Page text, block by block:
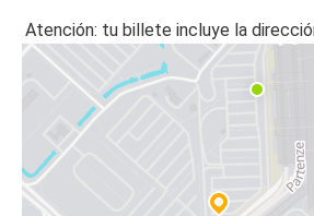
Aeropuerto de Venecia
Liubliana
Aeropuerto de Venecia
Atención: tu billete incluye la